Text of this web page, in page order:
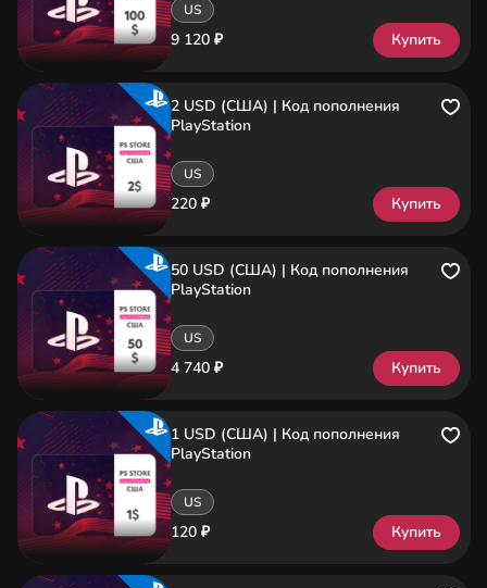
US
9 120 ₽ Купить
2 USD (США) | Код пополнения
PlayStation
US
220 ₽ Купить
50 USD (США) | Код пополнения
PlayStation
US
4 740 ₽ Купить
1 USD (США) | Код пополнения
PlayStation
US
120 ₽ Купить